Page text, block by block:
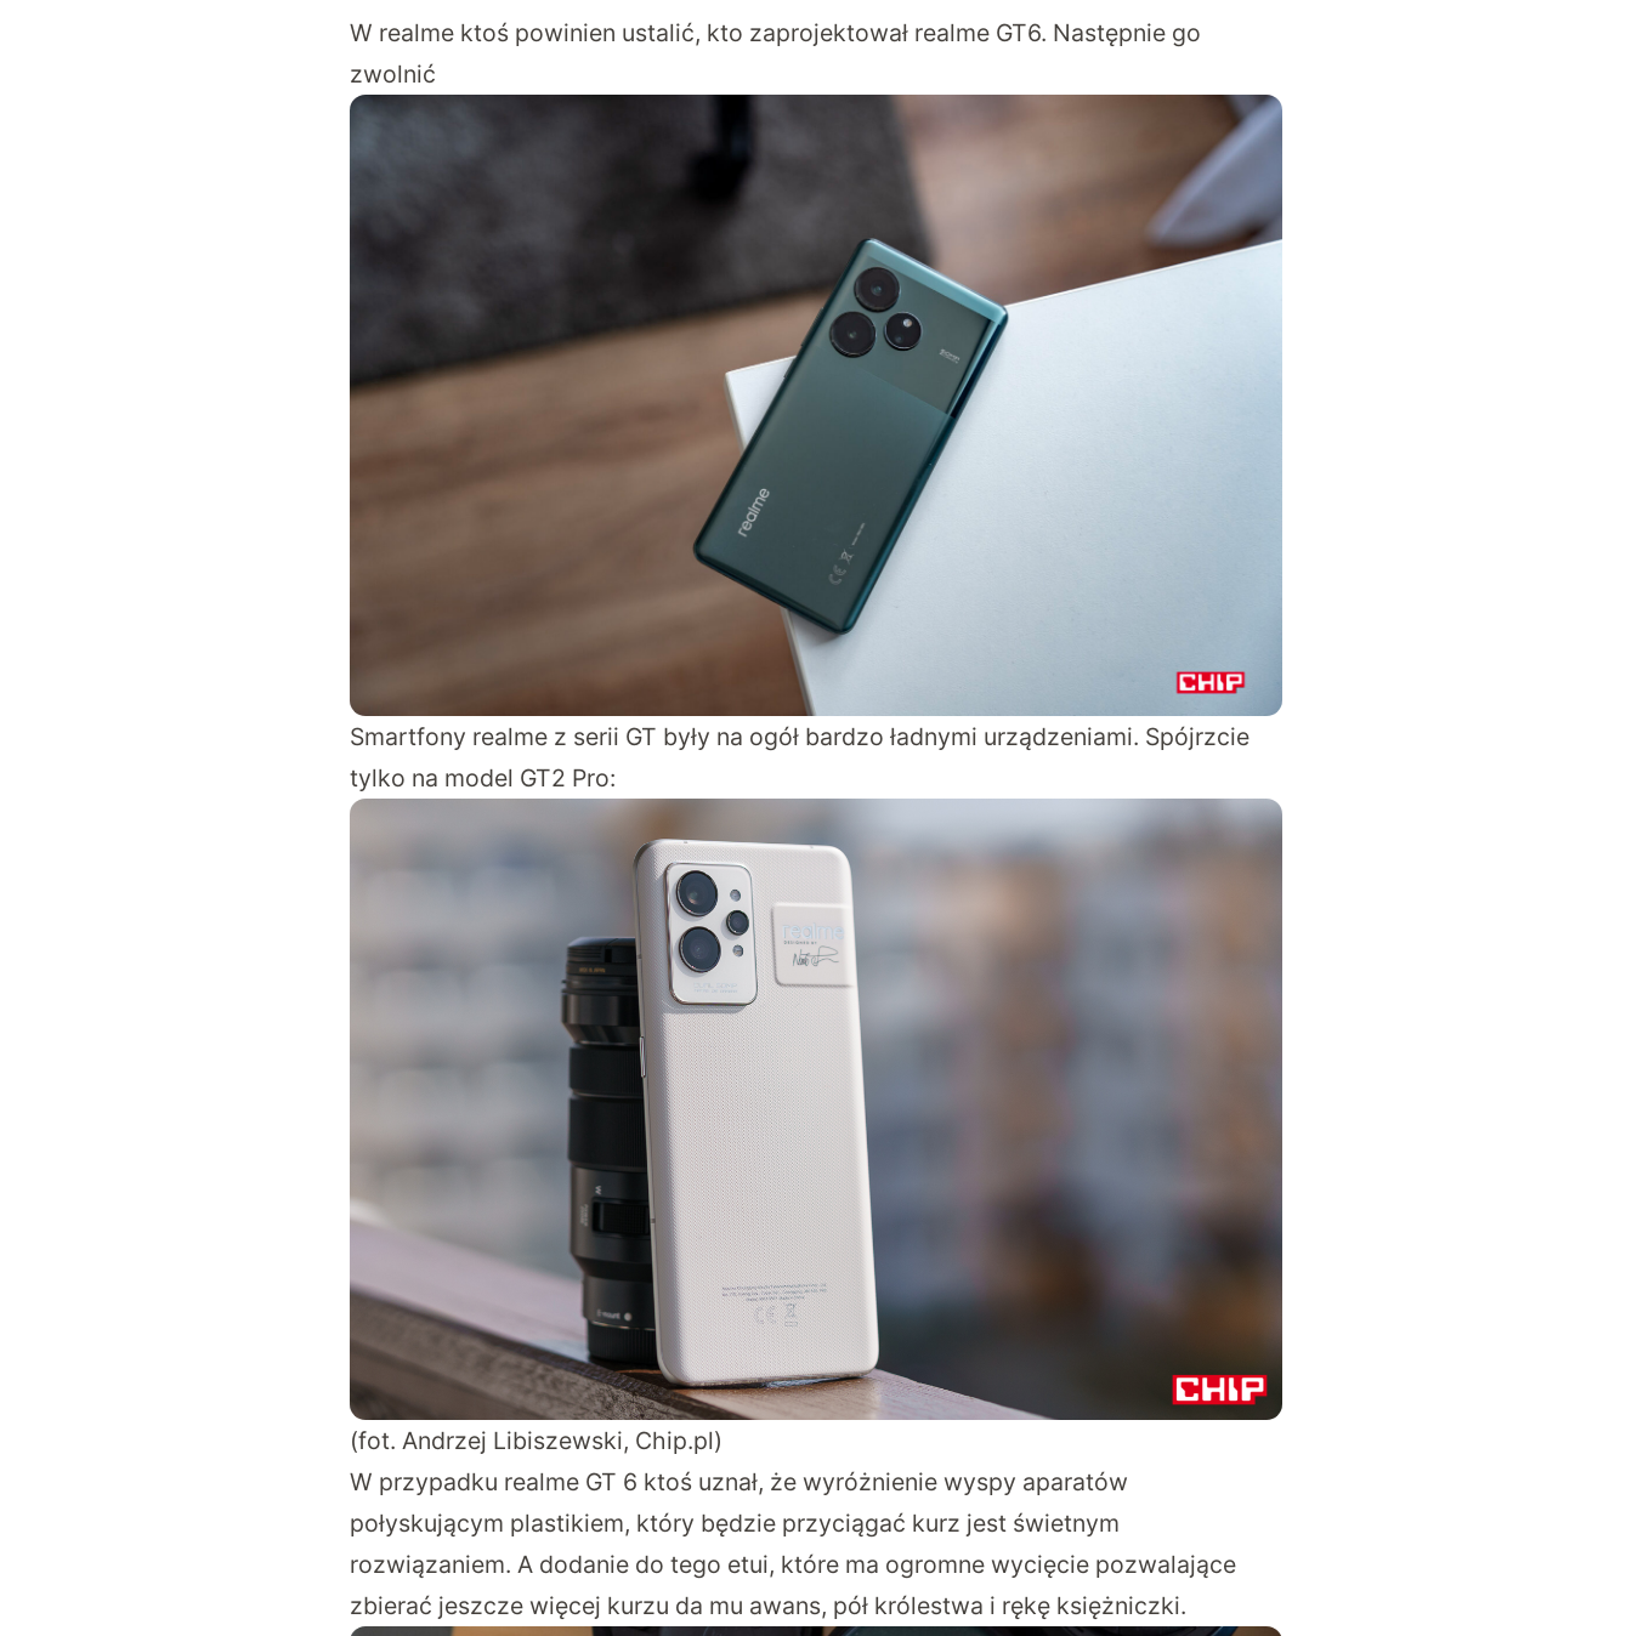
W realme ktoś powinien ustalić, kto zaprojektował realme GT6. Następnie go
zwolnić
Smartfony realme z serii GT były na ogół bardzo ładnymi urządzeniami. Spójrzcie
tylko na model GT2 Pro:
(fot. Andrzej Libiszewski, Chip.pl)
W przypadku realme GT 6 ktoś uznał, że wyróżnienie wyspy aparatów
połyskującym plastikiem, który będzie przyciągać kurz jest świetnym
rozwiązaniem. A dodanie do tego etui, które ma ogromne wycięcie pozwalające
zbierać jeszcze więcej kurzu da mu awans, pół królestwa i rękę księżniczki.